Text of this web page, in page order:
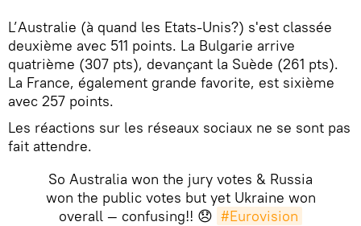
L’Australie (à quand les Etats-Unis?) s'est classée
deuxième avec 511 points. La Bulgarie arrive
quatrième (307 pts), devançant la Suède (261 pts).
La France, également grande favorite, est sixième
avec 257 points.
Les réactions sur les réseaux sociaux ne se sont pas
fait attendre.
So Australia won the jury votes & Russia
won the public votes but yet Ukraine won
overall — confusing!! 😞 #Eurovision